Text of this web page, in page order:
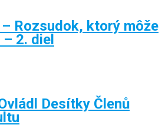
Rozsudok, ktorý môže
2. diel
Desítky Členů